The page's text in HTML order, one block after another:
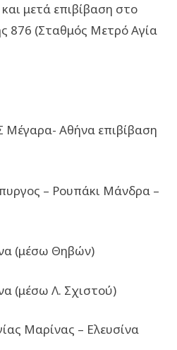
μετά επιβίβαση στο
876 (Σταθμός Μετρό Αγία
Αθήνα επιβίβαση
– Ρουπάκι Μάνδρα –
(μέσω Θηβών)
(μέσω Λ. Σχιστού)
Μαρίνας – Ελευσίνα